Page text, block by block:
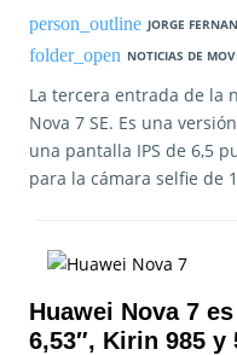
JORGE
NOTICIAS DE
La tercera entrada de la
Nova 7 SE. Es una
una pantalla IPS de 6,5
para la cámara selfie de
Huawei Nova 7
6,53″, Kirin 985 y